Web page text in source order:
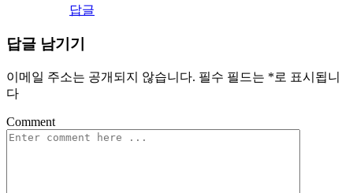
답글
답글 남기기
이메일 주소는 공개되지 않습니다. 필수 필드는 *로 표시됩니
다
Comment